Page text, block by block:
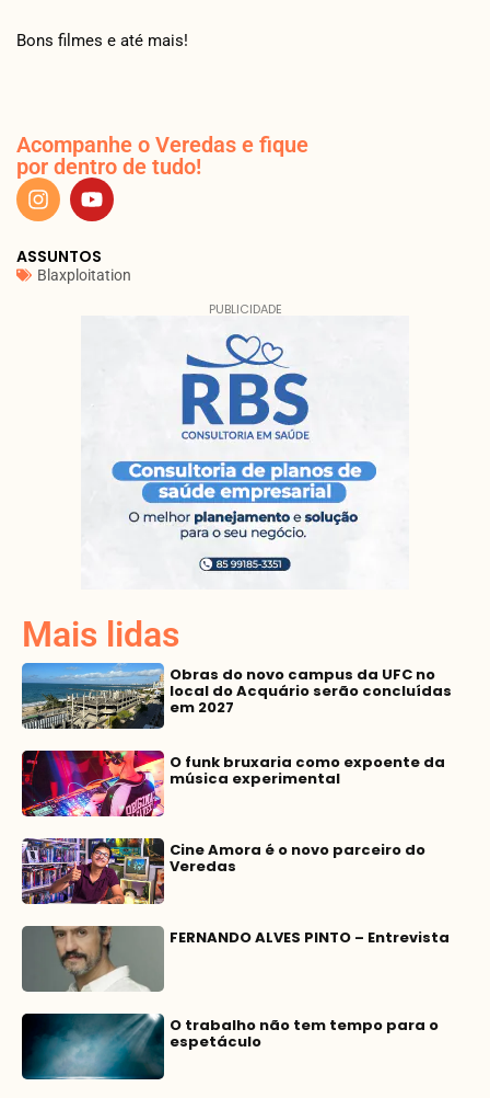
Bons filmes e até mais!
Acompanhe o Veredas e fique
por dentro de tudo!
ASSUNTOS
Blaxploitation
PUBLICIDADE
Mais lidas
Obras do novo campus da UFC no
local do Acquário serão concluídas
em 2027
O funk bruxaria como expoente da
música experimental
Cine Amora é o novo parceiro do
Veredas
FERNANDO ALVES PINTO – Entrevista
O trabalho não tem tempo para o
espetáculo